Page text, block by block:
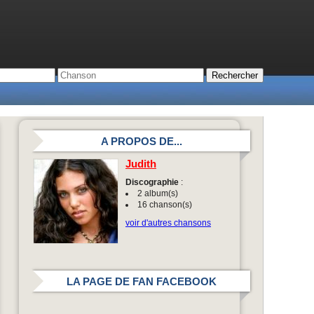
A PROPOS DE...
Judith
Discographie :
2 album(s)
16 chanson(s)
voir d'autres chansons
LA PAGE DE FAN FACEBOOK